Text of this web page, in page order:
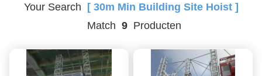
Your Search [ 30m Min Building Site Hoist ]
Match 9Producten